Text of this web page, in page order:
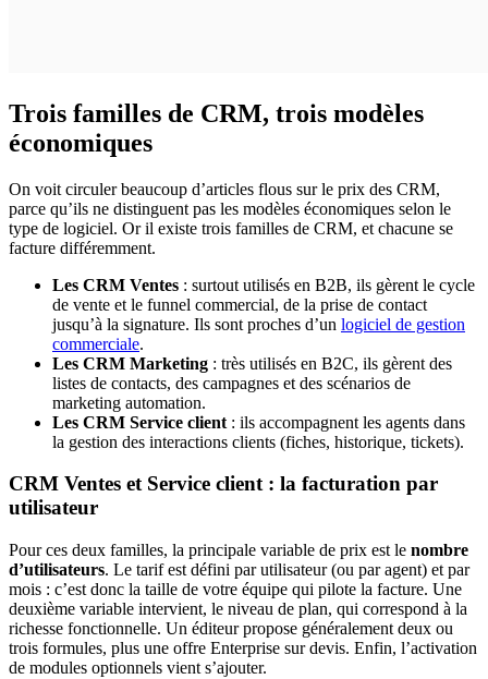
Trois familles de CRM, trois modèles
économiques
On voit circuler beaucoup d’articles flous sur le prix des CRM,
parce qu’ils ne distinguent pas les modèles économiques selon le
type de logiciel. Or il existe trois familles de CRM, et chacune se
facture différemment.
Les CRM Ventes : surtout utilisés en B2B, ils gèrent le cycle
de vente et le funnel commercial, de la prise de contact
jusqu’à la signature. Ils sont proches d’un logiciel de gestion
commerciale.
Les CRM Marketing : très utilisés en B2C, ils gèrent des
listes de contacts, des campagnes et des scénarios de
marketing automation.
Les CRM Service client : ils accompagnent les agents dans
la gestion des interactions clients (fiches, historique, tickets).
CRM Ventes et Service client : la facturation par
utilisateur
Pour ces deux familles, la principale variable de prix est le nombre
d’utilisateurs. Le tarif est défini par utilisateur (ou par agent) et par
mois : c’est donc la taille de votre équipe qui pilote la facture. Une
deuxième variable intervient, le niveau de plan, qui correspond à la
richesse fonctionnelle. Un éditeur propose généralement deux ou
trois formules, plus une offre Enterprise sur devis. Enfin, l’activation
de modules optionnels vient s’ajouter.